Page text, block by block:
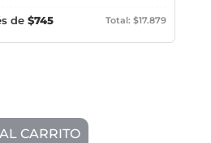
de $745 Total: $17.879
CARRITO